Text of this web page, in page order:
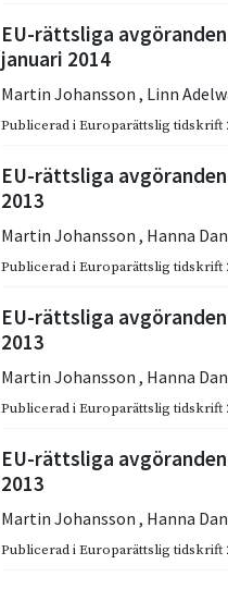
EU-rättsliga
januari 2014
Martin Johansson , Linn
Publicerad iEuroparättslig tidskrift
EU-rättsliga
2013
Martin Johansson , Hanna
Publicerad iEuroparättslig tidskrift
EU-rättsliga
2013
Martin Johansson , Hanna
Publicerad iEuroparättslig tidskrift
EU-rättsliga
2013
Martin Johansson , Hanna
Publicerad iEuroparättslig tidskrift